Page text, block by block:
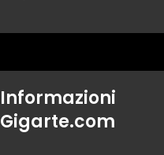
Informazioni
Gigarte.com